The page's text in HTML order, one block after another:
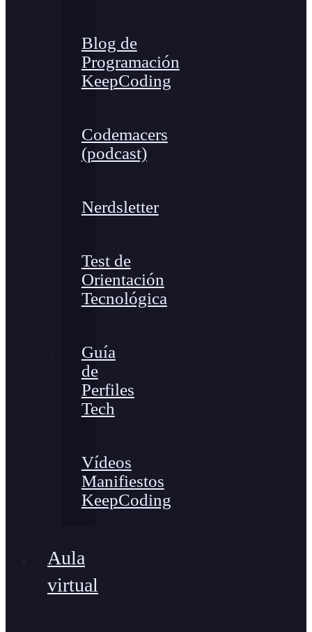
Blog de
Programación
KeepCoding
Codemacers
(podcast)
Nerdsletter
Test de
Orientación
Tecnológica
Guía
de
Perfiles
Tech
Vídeos
Manifiestos
KeepCoding
Aula
virtual